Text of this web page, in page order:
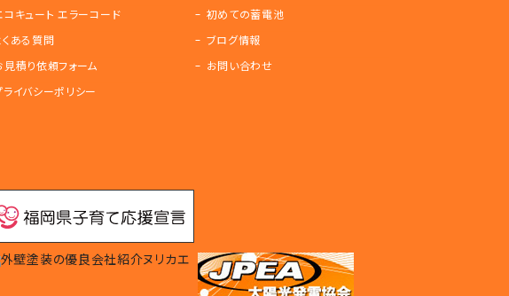
コキュート エラーコード
初めての蓄電池
くある質問
ブログ情報
見積り依頼フォーム
お問い合わせ
ライバシーポリシー